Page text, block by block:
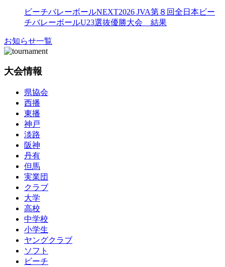
ビーチバレーボールNEXT2026 JVA第８回全日本ビー
チバレーボールU23選抜優勝大会 結果
お知らせ一覧
大会情報
県協会
西播
東播
神戸
淡路
阪神
丹有
但馬
実業団
クラブ
大学
高校
中学校
小学生
ヤングクラブ
ソフト
ビーチ